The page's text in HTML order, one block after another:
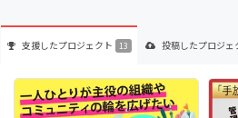
支援したプロジェクト 13 投稿したプロジェ